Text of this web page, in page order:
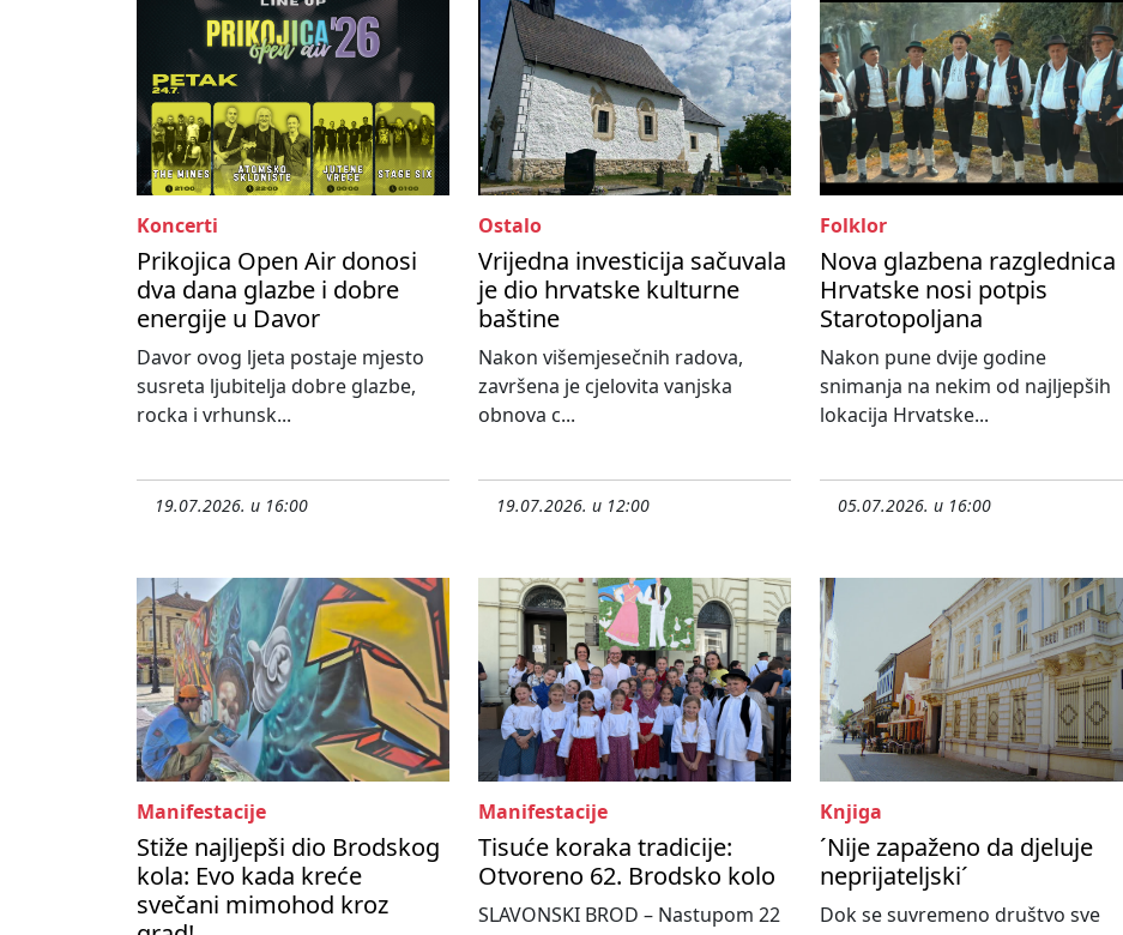
Koncerti
Prikojica Open Air donosi
dva dana glazbe i dobre
energije u Davor
Davor ovog ljeta postaje mjesto
susreta ljubitelja dobre glazbe,
rocka i vrhunsk...
19.07.2026. u 16:00
Ostalo
Vrijedna investicija sačuvala
je dio hrvatske kulturne
baštine
Nakon višemjesečnih radova,
završena je cjelovita vanjska
obnova c...
19.07.2026. u 12:00
Folklor
Nova glazbena razglednica
Hrvatske nosi potpis
Starotopoljana
Nakon pune dvije godine
snimanja na nekim od najljepših
lokacija Hrvatske...
05.07.2026. u 16:00
Manifestacije
Stiže najljepši dio Brodskog
kola: Evo kada kreće
svečani mimohod kroz
Manifestacije
Tisuće koraka tradicije:
Otvoreno 62. Brodsko kolo
SLAVONSKI BROD – Nastupom 22
Knjiga
´Nije zapaženo da djeluje
neprijateljski´
Dok se suvremeno društvo sve